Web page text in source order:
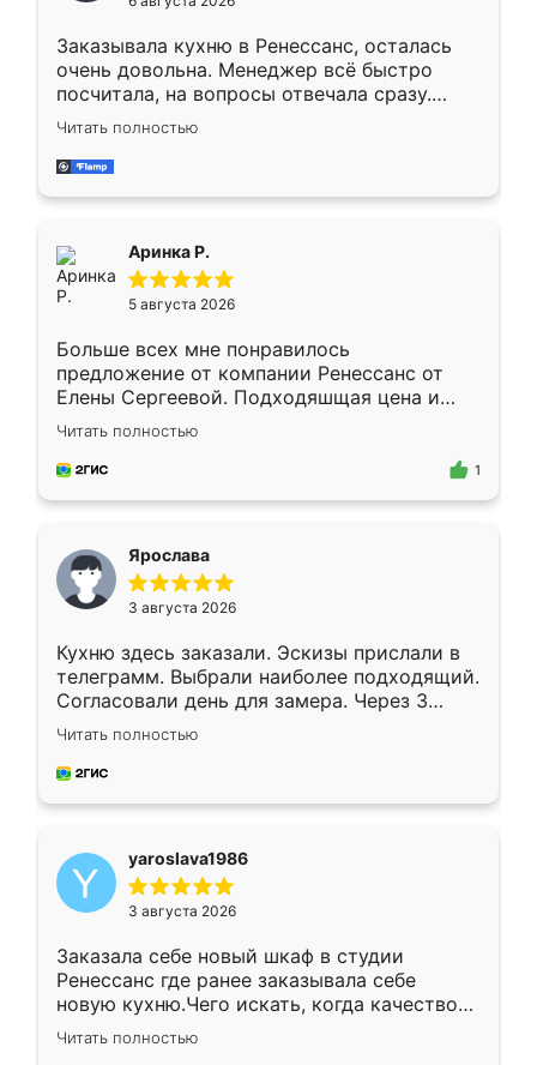
мебели буду заказывать только здесь.
Заказывала кухню в Ренессанс, осталась
очень довольна. Менеджер всё быстро
посчитала, на вопросы отвечала сразу.
Замерщик приехал в субботу, подошёл к
делу со всей ответственностью. Собрали
за день, ребята работали аккуратно, даже
Читать полностью
Аринка Р.
5 августа 2026
Больше всех мне понравилось
предложение от компании Ренессанс от
Елены Сергеевой. Подходяшщая цена и
короткие сроки изготовления. Приехавший
для замера сотрудник Владислав
предложил по моему эскизу самый
Читать полностью
1
Ярослава
3 августа 2026
Кухню здесь заказали. Эскизы прислали в
телеграмм. Выбрали наиболее подходящий.
Согласовали день для замера. Через 3
недели кухня была уже готова. Остались
довольны работой. Спасибо Ренессанс
мебель за качественную работу!
Читать полностью
yaroslava1986
3 августа 2026
Заказала себе новый шкаф в студии
Ренессанс где ранее заказывала себе
новую кухню.Чего искать, когда качеством
вполне довольна. Служит кухня уже почти
два года, нареканий нет.
Читать полностью